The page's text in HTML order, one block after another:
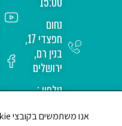
נחום
חפצדי 17,
בנין רם,
ירושלים
טלפון :
6517171